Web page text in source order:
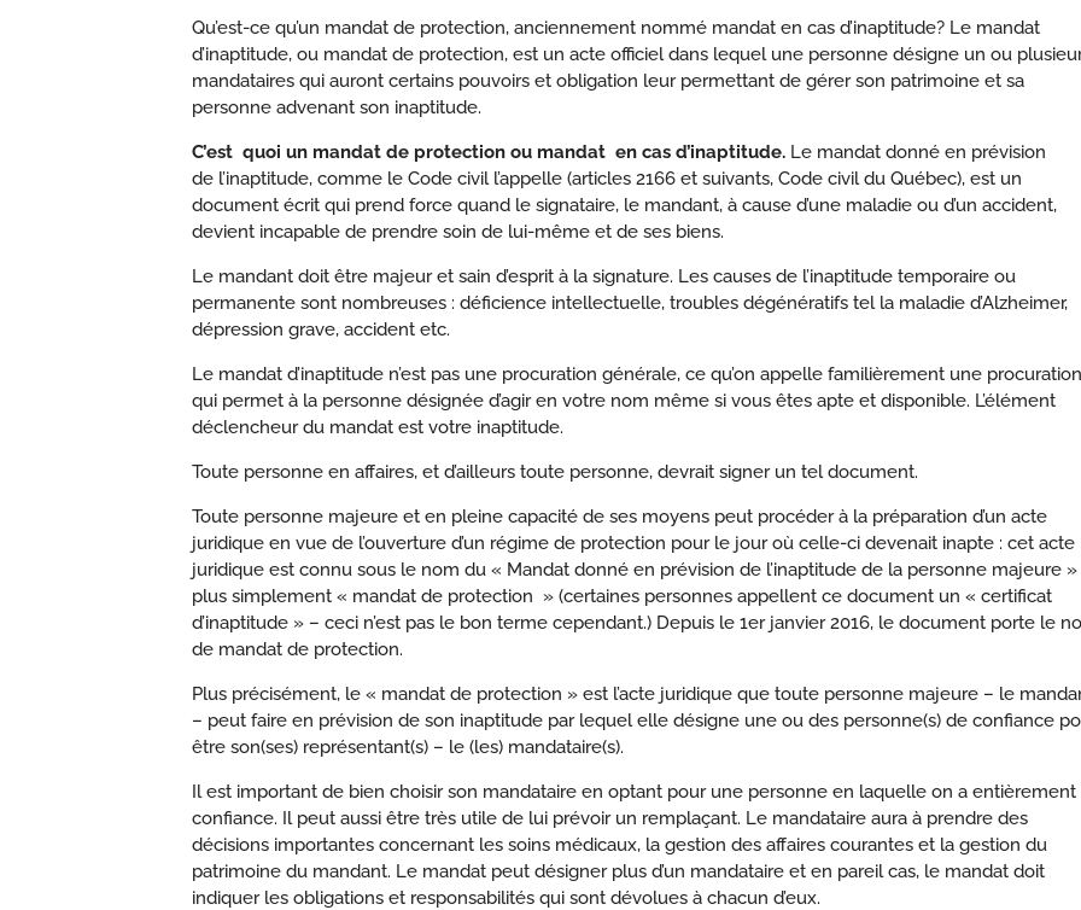
Qu’est-ce qu’un mandat de protection, anciennement nommé mandat en cas d’inaptitude? Le mandat
d’inaptitude, ou mandat de protection, est un acte officiel dans lequel une personne désigne un ou
mandataires qui auront certains pouvoirs et obligation leur permettant de gérer son patrimoine et sa
personne advenant son inaptitude.
C’est quoi un mandat de protection ou mandat en cas d’inaptitude. Le mandatdonné en prévision
de l’inaptitude, comme le Code civill’appelle (articles 2166 et suivants, Code civil du Québec), est un
document écrit qui prend force quand le signataire, le mandant, à cause d’une maladie ou d’un accident,
devient incapable de prendre soin de lui-même et de ses biens.
Le mandant doit être majeur et sain d’esprit à la signature. Les causes de l’inaptitudetemporaire ou
permanente sont nombreuses : déficience intellectuelle, troubles dégénératifs tel la maladie d’Alzheimer,
dépression grave, accident etc.
Le mandat d’inaptituden’est pas une procuration générale, ce qu’on appelle familièrement une
qui permet à la personne désignée d’agir en votre nom même si vous êtes apte et disponible. L’élément
déclencheur du mandatest votre inaptitude.
Toute personne en affaires, et d’ailleurs toute personne, devrait signer un tel document.
Toute personne majeure et en pleine capacité de ses moyens peut procéder à la préparation d’un acte
juridique en vue de l’ouverture d’un régime de protection pour le jour où celle-ci devenait inapte : cet acte
juridique est connu sous le nom du « Mandat donné en prévision de l’inaptitude de la personne majeure »
plus simplement « mandat de protection » (certaines personnes appellent ce document un « certificat
d’inaptitude » – ceci n’est pas le bon terme cependant.) Depuis le 1er janvier 2016, le document porte le
de mandat de protection.
Plus précisément, le « mandat de protection » est l’acte juridique que toute personne majeure – le
– peut faire en prévision de son inaptitude par lequel elle désigne une ou des personne(s) de confiance
être son(ses) représentant(s) – le (les) mandataire(s).
Il est important de bien choisir son mandataire en optant pour une personne en laquelle on a entièrement
confiance. Il peut aussi être très utile de lui prévoir un remplaçant. Le mandataire aura à prendre des
décisions importantes concernant les soins médicaux, la gestion des affaires courantes et la gestion du
patrimoine du mandant. Le mandat peut désigner plus d’un mandataire et en pareil cas, le mandat doit
indiquer les obligations et responsabilités qui sont dévolues à chacun d’eux.